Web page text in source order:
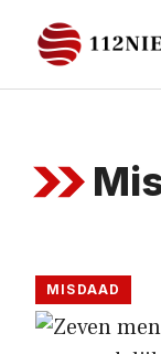
naar
de
MISDAAD